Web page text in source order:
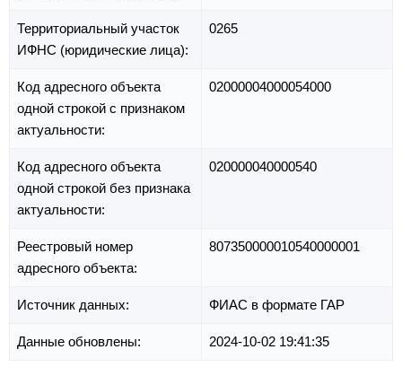
Территориальный участок
ИФНС (юридические лица):
0265
Код адресного объекта
одной строкой с признаком
актуальности:
02000004000054000
Код адресного объекта
одной строкой без признака
актуальности:
020000040000540
Реестровый номер
адресного объекта:
807350000010540000001
Источник данных: ФИАС в формате ГАР
Данные обновлены: 2024-10-02 19:41:35